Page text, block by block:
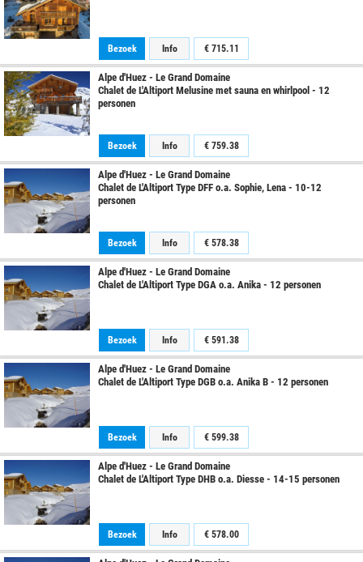
Bezoek Info € 715.11
Alpe d'Huez - Le Grand Domaine
Chalet de L'Altiport Melusine met sauna en whirlpool - 12
personen
Bezoek Info € 759.38
Alpe d'Huez - Le Grand Domaine
Chalet de L'Altiport Type DFF o.a. Sophie, Lena - 10-12
personen
Bezoek Info € 578.38
Alpe d'Huez - Le Grand Domaine
Chalet de L'Altiport Type DGA o.a. Anika - 12 personen
Bezoek Info € 591.38
Alpe d'Huez - Le Grand Domaine
Chalet de L'Altiport Type DGB o.a. Anika B - 12 personen
Bezoek Info € 599.38
Alpe d'Huez - Le Grand Domaine
Chalet de L'Altiport Type DHB o.a. Diesse - 14-15 personen
Bezoek Info € 578.00